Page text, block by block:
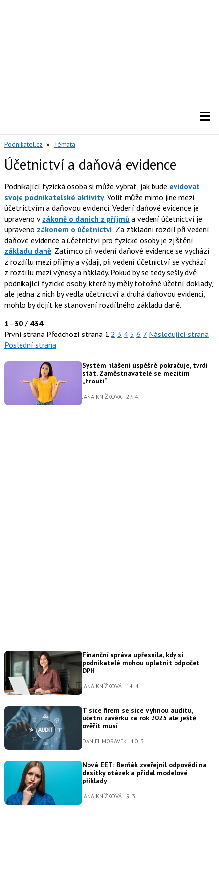
Podnikatel.cz » Témata
Účetnictví a daňová evidence
Podnikající fyzická osoba si může vybrat, jak bude evidovat
svoje podnikatelské aktivity. Volit může mimo jiné mezi
účetnictvím a daňovou evidencí. Vedení daňové evidence je
upraveno v zákoně o daních z příjmů a vedení účetnictví je
upraveno zákonem o účetnictví. Za základní rozdíl při vedení
daňové evidence a účetnictví pro fyzické osoby je zjištění
základu daně. Zatímco při vedení daňové evidence se vychází
z rozdílu mezi příjmy a výdaji, při vedení účetnictví se vychází
z rozdílu mezi výnosy a náklady. Pokud by se tedy sešly dvě
podnikající fyzické osoby, které by měly totožné účetní doklady,
ale jedna z nich by vedla účetnictví a druhá daňovou evidenci,
mohlo by dojít ke stanovení rozdílného základu daně.
1–30/ 434
První strana Předchozí strana 1 2 3 4 5 6 7 Následující strana
Poslední strana
Systém hlášení úspěšně pokračuje, tvrdí
stát. Zaměstnavatelé se mezitím
„hroutí“
JANA KNÍŽKOVÁ 27. 4.
Finanční správa upřesnila, kdy si
podnikatelé mohou uplatnit odpočet
DPH
JANA KNÍŽKOVÁ 14. 4.
Tisíce firem se sice vyhnou auditu,
účetní závěrku za rok 2025 ale ještě
ověřit musí
DANIEL MORÁVEK 10. 3.
Nová EET: Berňák zveřejnil odpovědi na
desítky otázek a přidal modelové
příklady
JANA KNÍŽKOVÁ 9. 3.